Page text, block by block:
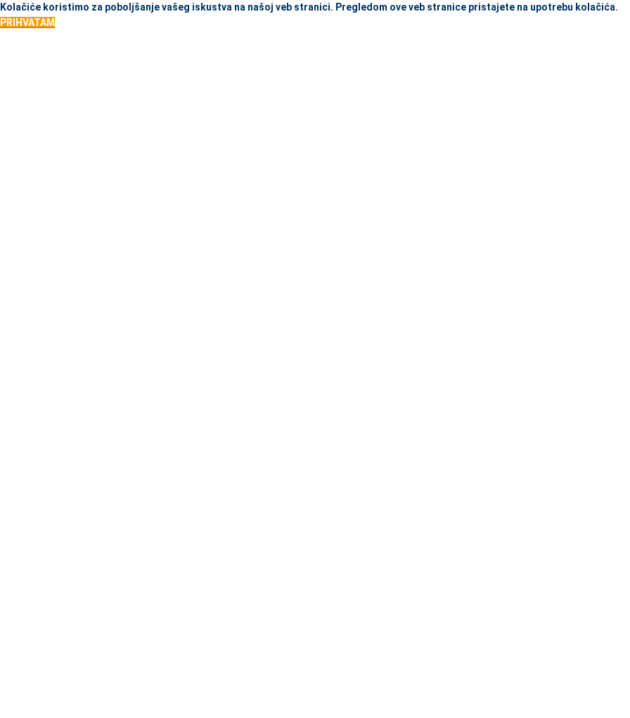
When autocomplete results are available use up and down arrows to review and enter to go to the desired page. Touch device users,
Kolačiće koristimo za poboljšanje vašeg iskustva na našoj veb stranici. Pregledom ove veb stranice pristajete na upotrebu kolačića.
PRIHVATAM